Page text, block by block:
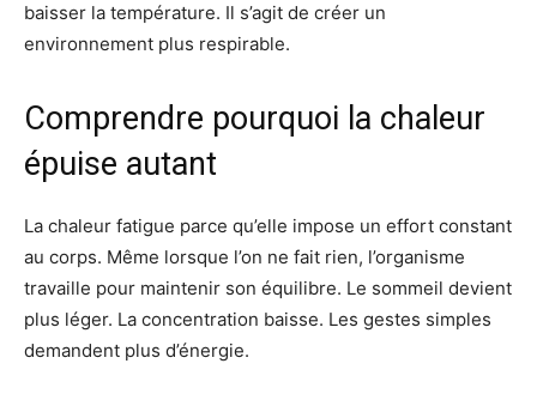
baisser la température. Il s’agit de créer un
environnement plus respirable.
Comprendre pourquoi la chaleur
épuise autant
La chaleur fatigue parce qu’elle impose un effort constant
au corps. Même lorsque l’on ne fait rien, l’organisme
travaille pour maintenir son équilibre. Le sommeil devient
plus léger. La concentration baisse. Les gestes simples
demandent plus d’énergie.